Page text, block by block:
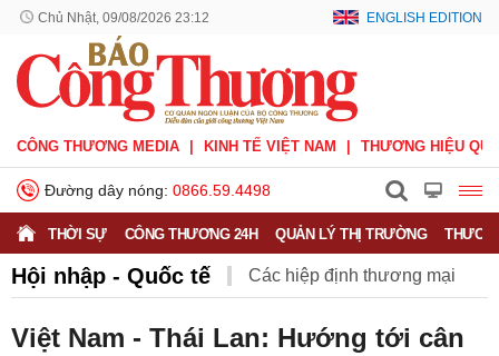
Chủ Nhật, 09/08/2026 23:12 ENGLISH EDITION
CÔNG THƯƠNG MEDIA KINH TẾ VIỆT NAM THƯƠNG HIỆU
Đường dây nóng: 0866.59.4498
THỜI SỰ CÔNG THƯƠNG 24H QUẢN LÝ THỊ TRƯỜNG
Hội nhập - Quốc tế Các hiệp định thương mại
Việt Nam - Thái Lan: Hướng tới cân